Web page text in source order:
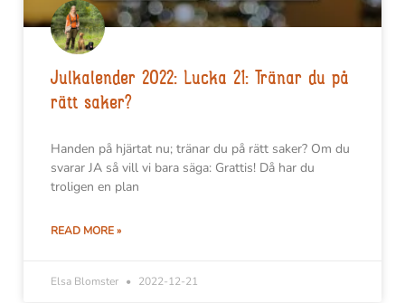
Julkalender 2022: Lucka 21: Tränar du på
rätt saker?
Handen på hjärtat nu; tränar du på rätt saker? Om du
svarar JA så vill vi bara säga: Grattis! Då har du
troligen en plan
READ MORE »
Elsa Blomster 2022-12-21